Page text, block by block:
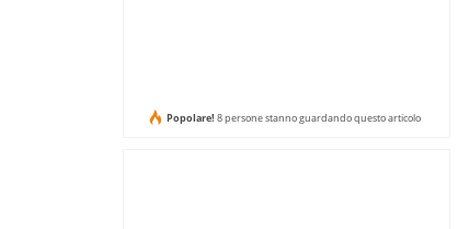
Popolare! 8 persone stanno guardando questo articolo